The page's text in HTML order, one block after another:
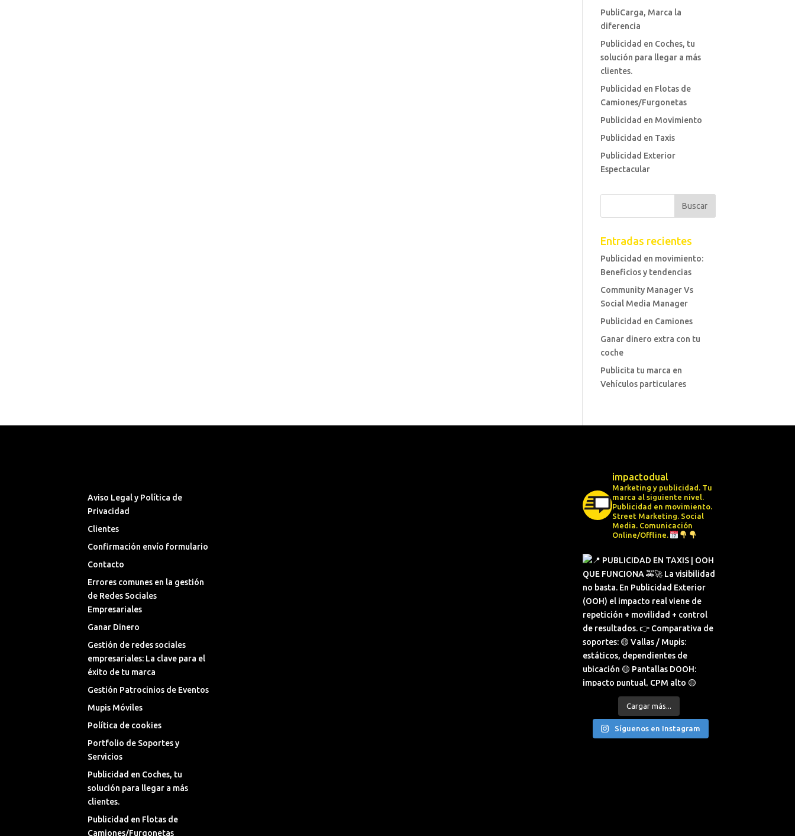
PubliCarga, Marca la
diferencia
Publicidad en Coches, tu
solución para llegar a más
clientes.
Publicidad en Flotas de
Camiones/Furgonetas
Publicidad en Movimiento
Publicidad en Taxis
Publicidad Exterior
Espectacular
Entradas recientes
Publicidad en movimiento:
Beneficios y tendencias
Community Manager Vs
Social Media Manager
Publicidad en Camiones
Ganar dinero extra con tu
coche
Publicita tu marca en
Vehículos particulares
Aviso Legal y Política de
Privacidad
Clientes
Confirmación envío formulario
Contacto
Errores comunes en la gestión
de Redes Sociales
Empresariales
Ganar Dinero
Gestión de redes sociales
empresariales: La clave para el
éxito de tu marca
Gestión Patrocinios de Eventos
Mupis Móviles
Política de cookies
Portfolio de Soportes y
Servicios
Publicidad en Coches, tu
solución para llegar a más
clientes.
Publicidad en Flotas de
Camiones/Furgonetas
impactodual
Marketing y publicidad. Tu
marca al siguiente nivel.
Publicidad en movimiento.
Street Marketing. Social
Media. Comunicación
Online/Offline.
Cargar más...
Síguenos en Instagram